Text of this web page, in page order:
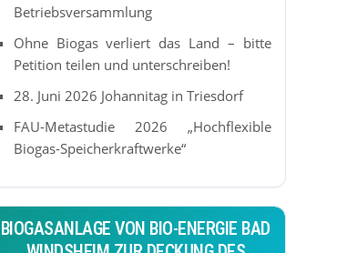
Betriebsversammlung
Ohne Biogas verliert das Land – bitte
Petition teilen und unterschreiben!
28. Juni 2026 Johannitag in Triesdorf
FAU-Metastudie 2026 „Hochflexible
Biogas-Speicherkraftwerke“
BIOGASANLAGE VON BIO-ENERGIE BAD